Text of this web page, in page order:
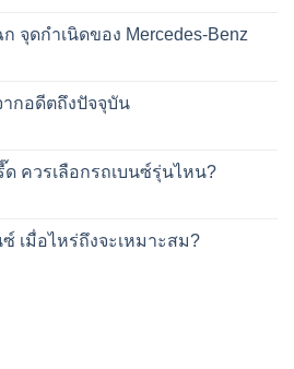
จุดกำเนิดของ Mercedes-Benz
ากอดีตถึงปัจจุบัน
ด ควรเลือกรถเบนซ์รุ่นไหน?
ซ์ เมื่อไหร่ถึงจะเหมาะสม?